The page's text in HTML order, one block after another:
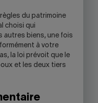
du patrimoine
choisi qui
autres biens, une fois
à votre
la loi prévoit que le
et les deux tiers